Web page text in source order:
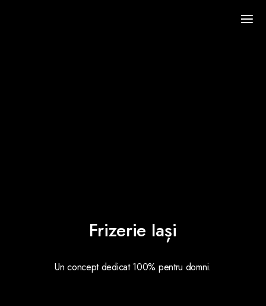
Frizerie Iași
Un concept dedicat 100% pentru domni.